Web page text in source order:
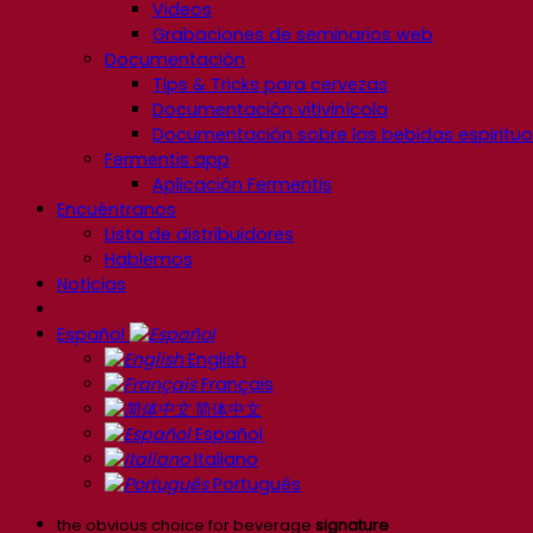
Videos
Grabaciones de seminarios web
Documentación
Tips & Tricks para cervezas
Documentación vitivinícola
Documentación sobre las bebidas
Fermentis app
Aplicación Fermentis
Encuéntranos
Lista de distribuidores
Hablemos
Noticias
Español
English
Français
简体中文
Español
Italiano
Português
the obvious choice for beverage signature